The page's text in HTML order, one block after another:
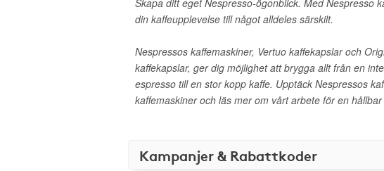
Skapa ditt eget Nespresso-ögonblick. Med Nespresso
din kaffeupplevelse till något alldeles särskilt.
Nespressos kaffemaskiner, Vertuo kaffekapslar och
kaffekapslar, ger dig möjlighet att brygga allt från en
espresso till en stor kopp kaffe. Upptäck Nespressos
kaffemaskiner och läs mer om vårt arbete för en hållbar
Kampanjer & Rabattkoder